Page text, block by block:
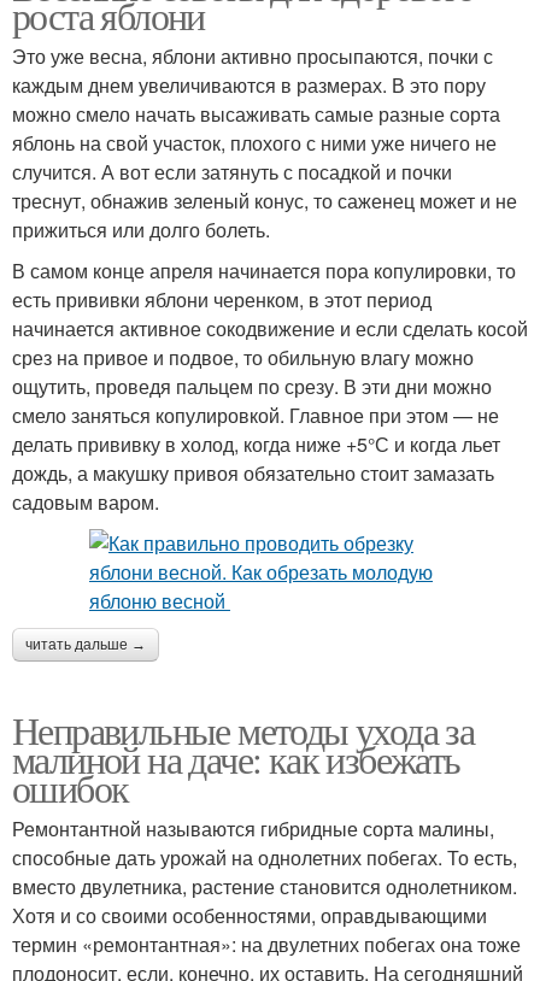
роста яблони
Это уже весна, яблони активно просыпаются, почки с
каждым днем увеличиваются в размерах. В это пору
можно смело начать высаживать самые разные сорта
яблонь на свой участок, плохого с ними уже ничего не
случится. А вот если затянуть с посадкой и почки
треснут, обнажив зеленый конус, то саженец может и не
прижиться или долго болеть.
В самом конце апреля начинается пора копулировки, то
есть прививки яблони черенком, в этот период
начинается активное сокодвижение и если сделать косой
срез на привое и подвое, то обильную влагу можно
ощутить, проведя пальцем по срезу. В эти дни можно
смело заняться копулировкой. Главное при этом — не
делать прививку в холод, когда ниже +5°С и когда льет
дождь, а макушку привоя обязательно стоит замазать
садовым варом.
читать дальше →
Неправильные методы ухода за
малиной на даче: как избежать
ошибок
Ремонтантной называются гибридные сорта малины,
способные дать урожай на однолетних побегах. То есть,
вместо двулетника, растение становится однолетником.
Хотя и со своими особенностями, оправдывающими
термин «ремонтантная»: на двулетних побегах она тоже
плодоносит, если, конечно, их оставить. На сегодняшний